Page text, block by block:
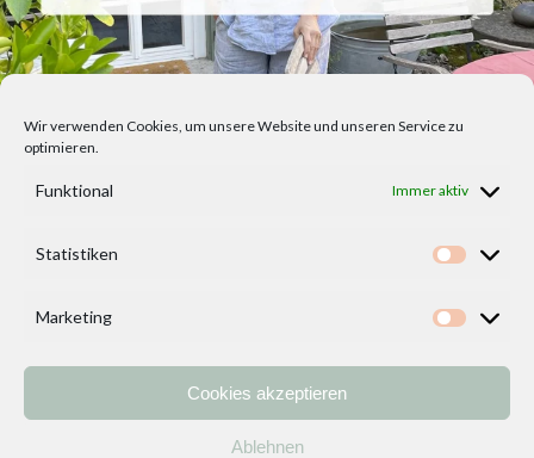
Wir verwenden Cookies, um unsere Website und unseren Service zu
optimieren.
Funktional Immer aktiv
Statistiken
Marketing
Cookies akzeptieren
Ablehnen
Kontakt